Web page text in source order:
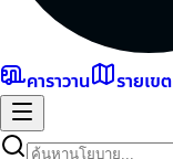
คาราวาน รายเขต